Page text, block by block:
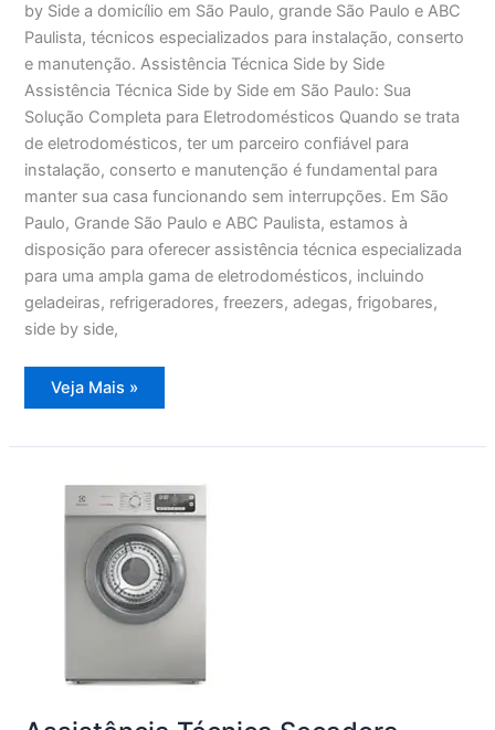
by Side a domicílio em São Paulo, grande São Paulo e ABC
Paulista, técnicos especializados para instalação, conserto
e manutenção. Assistência Técnica Side by Side
Assistência Técnica Side by Side em São Paulo: Sua
Solução Completa para Eletrodomésticos Quando se trata
de eletrodomésticos, ter um parceiro confiável para
instalação, conserto e manutenção é fundamental para
manter sua casa funcionando sem interrupções. Em São
Paulo, Grande São Paulo e ABC Paulista, estamos à
disposição para oferecer assistência técnica especializada
para uma ampla gama de eletrodomésticos, incluindo
geladeiras, refrigeradores, freezers, adegas, frigobares,
side by side,
Assistência
Técnica
Side
Veja Mais »